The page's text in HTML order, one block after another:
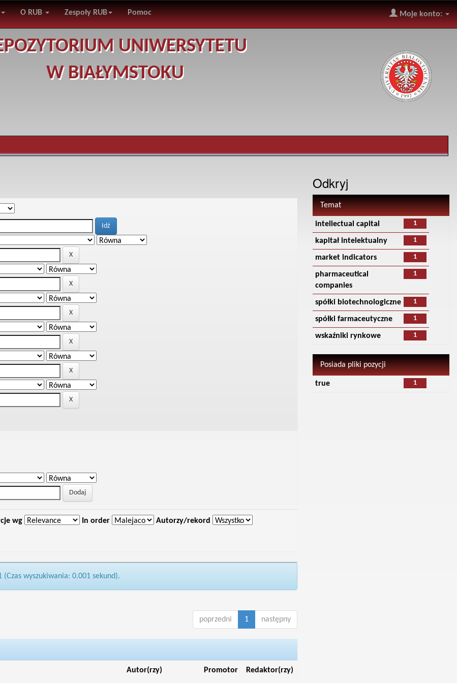
O RUB Zespoły RUB Pomoc Moje konto:
UNIWERSYTETU
W BIAŁYMSTOKU
wg In order Autorzy/rekord
(Czas wyszukiwania: 0.001 sekund).
poprzedni 1 następny
Autor(rzy) Promotor Redaktor(rzy)
Odkryj
Temat
1
intellectual capital
1
kapitał intelektualny
1
market indicators
1
pharmaceutical
companies
1
spółki biotechnologiczne
1
spółki farmaceutyczne
1
wskaźniki rynkowe
Posiada pliki pozycji
1
true